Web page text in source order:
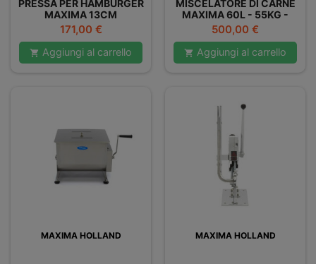
PRESSA PER HAMBURGER
MAXIMA 13CM
Prezzo
171,00 €
 Aggiungi al carrello
MISCELATORE DI CARNE
MAXIMA 60L - 55KG -
DOPPIO
Prezzo
500,00 €
 Aggiungi al carrello
MAXIMA HOLLAND MAXIMA HOLLAND